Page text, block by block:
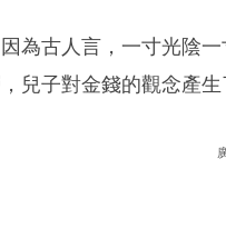
為古人言，一寸光陰
兒子對金錢的觀念產生